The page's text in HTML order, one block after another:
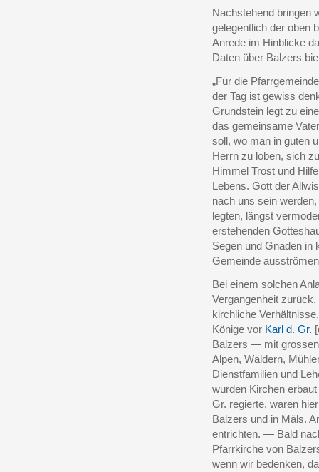
Nachstehend bringen
gelegentlich der oben
Anrede im Hinblicke
Daten über Balzers
„Für die
der Tag ist gewiss
Grundstein legt zu
das gemeinsame
soll, wo man in guten
Herrn zu loben, sich
Himmel Trost und
Lebens. Gott der
nach uns sein
legten, längst
erstehenden
Segen und Gnaden in
Gemeinde
Bei einem solchen
Vergangenheit
kirchliche
Könige vor Karl d. Gr.
Balzers — mit
Alpen, Wäldern,
Dienstfamilien und
wurden Kirchen
Gr. regierte, waren
Balzers und in Mäls.
entrichten. — Bald
Pfarrkirche von
wenn wir bedenken,